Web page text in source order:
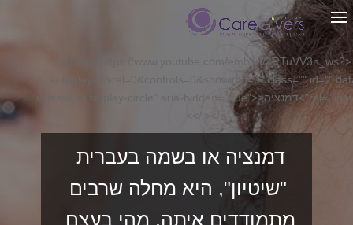
<a href="https://www.youtube.com/embed/2RTuVV3n_ws?
autoplay=1&rel=0&controls=0&showinfo=0" class="" id=""
rel="lightcase">דמנציה<i class="fa fa-play-circle" aria-hidden="true">
דמנציה או בשמה בעברית
"שיטיון", היא מחלה שרבים
מתמודדים איתה. מהי בעצם